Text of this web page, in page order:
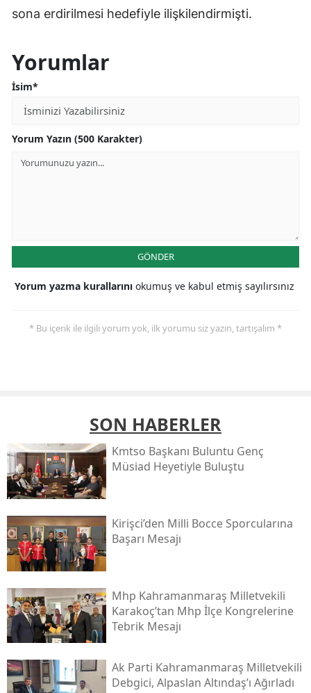
sona erdirilmesi hedefiyle ilişkilendirmişti.
Yorumlar
İsim*
Yorum Yazın (500 Karakter)
GÖNDER
Yorum yazma kurallarını okumuş ve kabul etmiş sayılırsınız
* Bu içerik ile ilgili yorum yok, ilk yorumu siz yazın, tartışalım *
SON HABERLER
Kmtso Başkanı Buluntu Genç
Müsi̇ad Heyetiyle Buluştu
Kirişci’den Milli Bocce Sporcularına
Başarı Mesajı
Mhp Kahramanmaraş Milletvekili
Karakoç’tan Mhp İlçe Kongrelerine
Tebrik Mesajı
Ak Parti Kahramanmaraş Milletvekili
Debgici, Alpaslan Altındaş’ı Ağırladı